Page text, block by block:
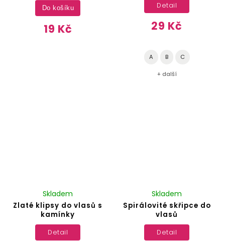
19 Kč
Do košíku
29 Kč
Detail
A B C
+ další
Zlaté klipsy do vlasů s
kamínky
Skladem
Detail
Spirálovité skřipce do
vlasů
Skladem
Detail